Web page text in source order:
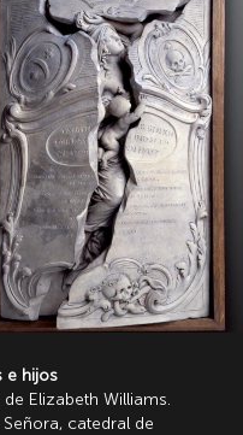
e hijos
Elizabeth Williams.
catedral de